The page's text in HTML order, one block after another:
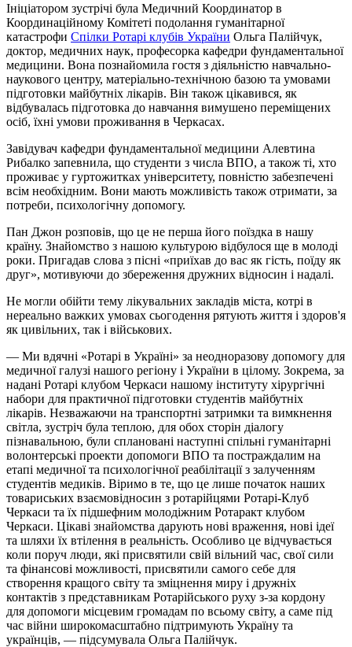
Ініціатором зустрічі була Медичний Координатор в
Координаційному Комітеті подолання гуманітарної
катастрофи Спілки Ротарі клубів України Ольга Палійчук,
доктор, медичних наук, професорка кафедри фундаментальної
медицини. Вона познайомила гостя з діяльністю навчально-
наукового центру, матеріально-технічною базою та умовами
підготовки майбутніх лікарів. Він також цікавився, як
відбувалась підготовка до навчання вимушено переміщених
осіб, їхні умови проживання в Черкасах.
Завідувач кафедри фундаментальної медицини Алевтина
Рибалко запевнила, що студенти з числа ВПО, а також ті, хто
проживає у гуртожитках університету, повністю забезпечені
всім необхідним. Вони мають можливість також отримати, за
потреби, психологічну допомогу.
Пан Джон розповів, що це не перша його поїздка в нашу
країну. Знайомство з нашою культурою відбулося ще в молоді
роки. Пригадав слова з пісні «приїхав до вас як гість, поїду як
друг», мотивуючи до збереження дружних відносин і надалі.
Не могли обійти тему лікувальних закладів міста, котрі в
нереально важких умовах сьогодення рятують життя і здоров'я
як цивільних, так і військових.
— Ми вдячні «Ротарі в Україні» за неодноразову допомогу для
медичної галузі нашого регіону і України в цілому. Зокрема, за
надані Ротарі клубом Черкаси нашому інституту хірургічні
набори для практичної підготовки студентів майбутніх
лікарів. Незважаючи на транспортні затримки та вимкнення
світла, зустріч була теплою, для обох сторін діалогу
пізнавальною, були сплановані наступні спільні гуманітарні
волонтерські проекти допомоги ВПО та постраждалим на
етапі медичної та психологічної реабілітації з залученням
студентів медиків. Віримо в те, що це лише початок наших
товариських взаємовідносин з ротарійцями Ротарі-Клуб
Черкаси та їх підшефним молодіжним Ротаракт клубом
Черкаси. Цікаві знайомства дарують нові враження, нові ідеї
та шляхи їх втілення в реальність. Особливо це відчувається
коли поруч люди, які присвятили свій вільний час, свої сили
та фінансові можливості, присвятили самого себе для
створення кращого світу та зміцнення миру і дружніх
контактів з представникам Ротарійського руху з-за кордону
для допомоги місцевим громадам по всьому світу, а саме під
час війни широкомасштабно підтримують Україну та
українців, — підсумувала Ольга Палійчук.